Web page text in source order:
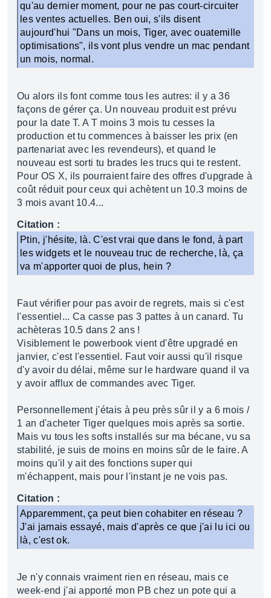
qu'au dernier moment, pour ne pas court-circuiter
les ventes actuelles. Ben oui, s'ils disent
aujourd'hui "Dans un mois, Tiger, avec ouatemille
optimisations", ils vont plus vendre un mac pendant
un mois, normal.
Ou alors ils font comme tous les autres: il y a 36
façons de gérer ça. Un nouveau produit est prévu
pour la date T. A T moins 3 mois tu cesses la
production et tu commences à baisser les prix (en
partenariat avec les revendeurs), et quand le
nouveau est sorti tu brades les trucs qui te restent.
Pour OS X, ils pourraient faire des offres d'upgrade à
coût réduit pour ceux qui achètent un 10.3 moins de
3 mois avant 10.4...
Citation :
Ptin, j'hésite, là. C'est vrai que dans le fond, à part
les widgets et le nouveau truc de recherche, là, ça
va m'apporter quoi de plus, hein ?
Faut vérifier pour pas avoir de regrets, mais si c'est
l'essentiel... Ca casse pas 3 pattes à un canard. Tu
achèteras 10.5 dans 2 ans !
Visiblement le powerbook vient d'être upgradé en
janvier, c'est l'essentiel. Faut voir aussi qu'il risque
d'y avoir du délai, même sur le hardware quand il va
y avoir afflux de commandes avec Tiger.
Personnellement j'étais à peu près sûr il y a 6 mois /
1 an d'acheter Tiger quelques mois après sa sortie.
Mais vu tous les softs installés sur ma bécane, vu sa
stabilité, je suis de moins en moins sûr de le faire. A
moins qu'il y ait des fonctions super qui
m'échappent, mais pour l'instant je ne vois pas.
Citation :
Apparemment, ça peut bien cohabiter en réseau ?
J'ai jamais essayé, mais d'après ce que j'ai lu ici ou
là, c'est ok.
Je n'y connais vraiment rien en réseau, mais ce
week-end j'ai apporté mon PB chez un pote qui a